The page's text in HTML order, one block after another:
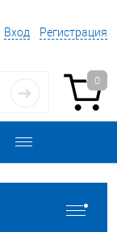
Вход Регистрация
0